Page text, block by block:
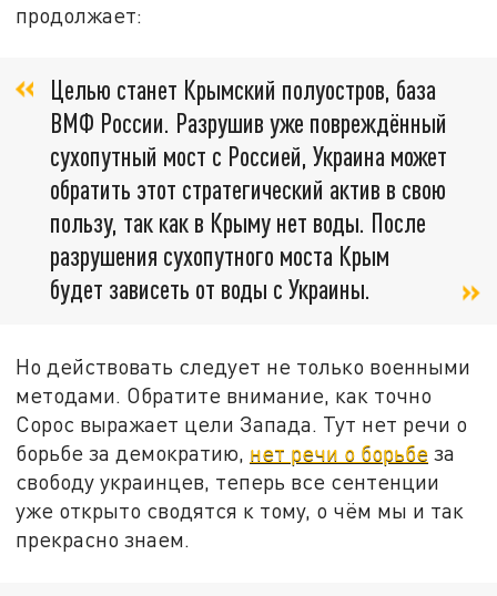
продолжает:
Целью станет Крымский полуостров, база
ВМФ России. Разрушив уже повреждённый
сухопутный мост с Россией, Украина может
обратить этот стратегический актив в свою
пользу, так как в Крыму нет воды. После
разрушения сухопутного моста Крым
будет зависеть от воды с Украины.
Но действовать следует не только военными
методами. Обратите внимание, как точно
Сорос выражает цели Запада. Тут нет речи о
борьбе за демократию, нет речи о борьбе за
свободу украинцев, теперь все сентенции
уже открыто сводятся к тому, о чём мы и так
прекрасно знаем.